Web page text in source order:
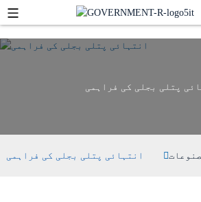
0086
پتلی بجلی کی فراہمی
انتہائی پتلی بجلی کی فراہمی